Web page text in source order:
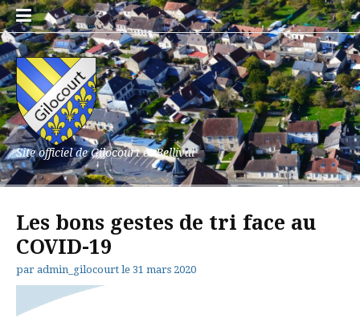
Aller
au
contenu
Site officiel de Gilocourt et Bellival
Les bons gestes de tri face au
COVID-19
par admin_gilocourt le 31 mars 2020